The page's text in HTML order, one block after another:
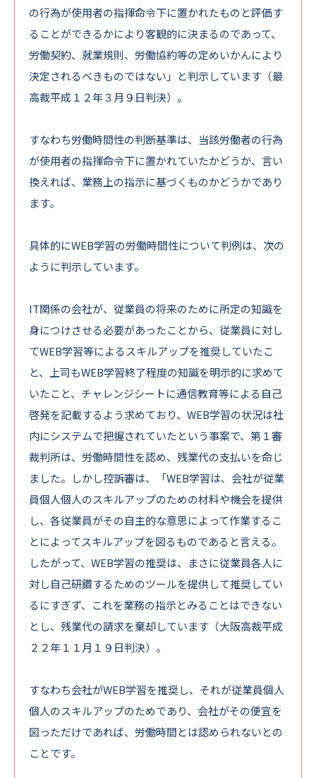
の行為が使用者の指揮命令下に置かれたものと評価す
ることができるかにより客観的に決まるのであって、
労働契約、就業規則、労働協約等の定めいかんにより
決定されるべきものではない」と判示しています（最
高裁平成１２年３月９日判決）。
すなわち労働時間性の判断基準は、当該労働者の行為
が使用者の指揮命令下に置かれていたかどうか、言い
換えれば、業務上の指示に基づくものかどうかであり
ます。
具体的にWEB学習の労働時間性について判例は、次の
ように判示しています。
IT関係の会社が、従業員の将来のために所定の知識を
身につけさせる必要があったことから、従業員に対し
てWEB学習等によるスキルアップを推奨していたこ
と、上司もWEB学習終了程度の知識を明示的に求めて
いたこと、チャレンジシートに通信教育等による自己
啓発を記載するよう求めており、WEB学習の状況は社
内にシステムで把握されていたという事案で、第１審
裁判所は、労働時間性を認め、残業代の支払いを命じ
ました。しかし控訴審は、「WEB学習は、会社が従業
員個人個人のスキルアップのための材料や機会を提供
し、各従業員がその自主的な意思によって作業するこ
とによってスキルアップを図るものであると言える。
したがって、WEB学習の推奨は、まさに従業員各人に
対し自己研鑽するためのツールを提供して推奨してい
るにすぎず、これを業務の指示とみることはできない
とし、残業代の請求を棄却しています（大阪高裁平成
２２年１１月１９日判決）。
すなわち会社がWEB学習を推奨し、それが従業員個人
個人のスキルアップのためであり、会社がその便宜を
図っただけであれば、労働時間とは認められないとの
ことです。